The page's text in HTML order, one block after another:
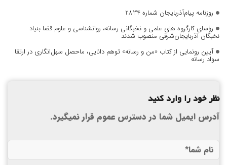
روزنامه پیام‌آذربایجان شماره 2834
رؤسای کارگروه های علمی و نخبگانی رسانه، روانشناسی و علوم قضا بنیاد
نخبگان آذربایجان‌شرقی منصوب شدند
آیین رونمایی از کتاب «من و رسانه» توهم دانایی، ماحصل سهل‌انگاری در ارتقا
سواد رسانه
نظر خود را وارد کنید
آدرس ایمیل شما در دسترس عموم قرار نمیگیرد.